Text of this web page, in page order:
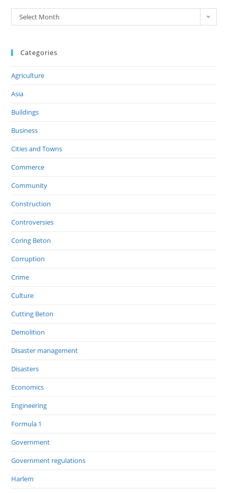
Select Month
Categories
Agriculture
Asia
Buildings
Business
Cities and Towns
Commerce
Community
Construction
Controversies
Coring Beton
Corruption
Crime
Culture
Cutting Beton
Demolition
Disaster management
Disasters
Economics
Engineering
Formula 1
Government
Government regulations
Harlem